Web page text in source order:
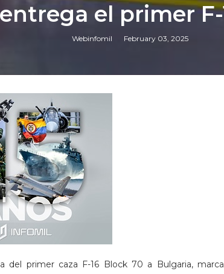
el primer
Webinfomil February 03, 2025
del primer caza F-16 Block 70 a Bulgaria,